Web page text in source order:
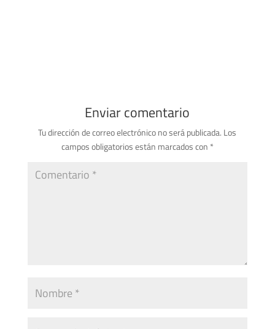
Enviar comentario
Tu dirección de correo electrónico no será publicada. Los
campos obligatorios están marcados con *